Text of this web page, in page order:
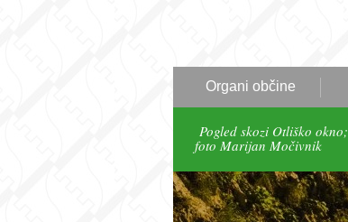
Organi občine
Pogled skozi Otliško okno;
foto Marijan Močivnik